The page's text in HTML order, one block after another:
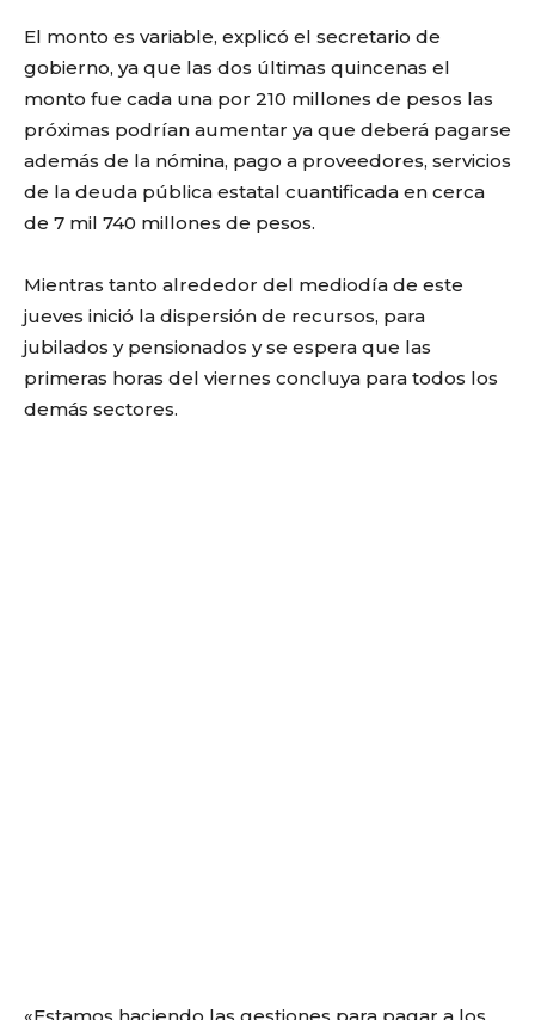
El monto es variable, explicó el secretario de
gobierno, ya que las dos últimas quincenas el
monto fue cada una por 210 millones de pesos las
próximas podrían aumentar ya que deberá pagarse
además de la nómina, pago a proveedores, servicios
de la deuda pública estatal cuantificada en cerca
de 7 mil 740 millones de pesos.
Mientras tanto alrededor del mediodía de este
jueves inició la dispersión de recursos, para
jubilados y pensionados y se espera que las
primeras horas del viernes concluya para todos los
demás sectores.